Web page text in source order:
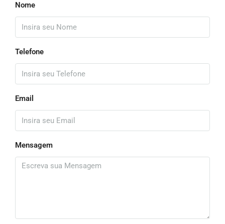
Nome
Telefone
Email
Mensagem